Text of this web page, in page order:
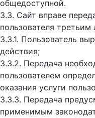
общедоступной.
3.3. Сайт вправе
пользователя
3.3.1. Пользователь
действия;
3.3.2. Передача
пользователем
оказания услуги
3.3.3. Передача
применимым